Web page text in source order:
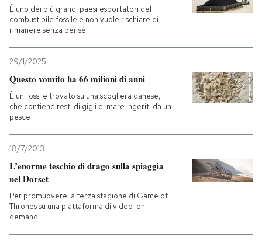
È uno dei più grandi paesi esportatori del
combustibile fossile e non vuole rischiare di
rimanere senza per sé
29/1/2025
Questo vomito ha 66 milioni di anni
È un fossile trovato su una scogliera danese,
che contiene resti di gigli di mare ingeriti da un
pesce
18/7/2013
L’enorme teschio di drago sulla spiaggia
nel Dorset
Per promuovere la terza stagione di Game of
Thrones su una piattaforma di video-on-
demand